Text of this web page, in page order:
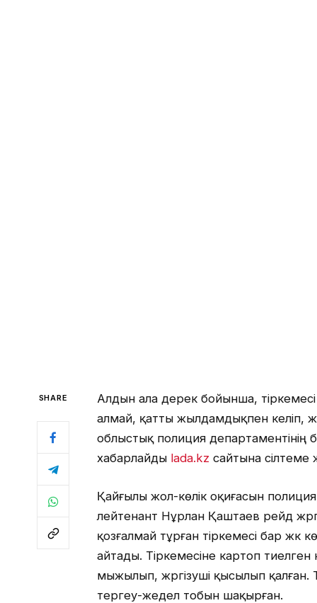
SHARE
Алдын ала дерек бойынша, тіркемесі
алмай, қатты жылдамдықпен келіп,
облыстық полиция департаментінің
хабарлайды lada.kz сайтына сілтеме
Қайғылы жол-көлік оқиғасын
лейтенант Нұрлан Қаштаев рейд
қозғалмай тұрған тіркемесі бар жүк
айтады. Тіркемесіне картоп
мыжылып, жүргізуші қысылып
тергеу-жедел тобын шақырған.